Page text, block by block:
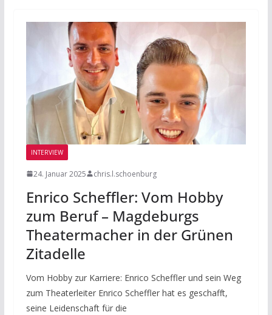
INTERVIEW
24. Januar 2025 chris.l.schoenburg
Enrico Scheffler: Vom Hobby
zum Beruf – Magdeburgs
Theatermacher in der Grünen
Zitadelle
Vom Hobby zur Karriere: Enrico Scheffler und sein Weg
zum Theaterleiter Enrico Scheffler hat es geschafft,
seine Leidenschaft für die